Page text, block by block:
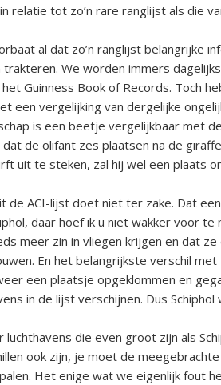
relatie tot zo’n rare ranglijst als die
al dat zo’n ranglijst belangrijke
We worden immers
Guinness Book of Records. Toch
een vergelijking van dergelijke
is een beetje vergelijkbaar met
de olifant zes plaatsen na de
uit te steken, zal hij wel een plaats
de ACI-lijst doet niet ter zake. Dat
daar hoef ik u niet wakker voor te
meer zin in vliegen krijgen en dat
En het belangrijkste verschil
een plaatsje opgeklommen en
in de lijst verschijnen. Dus
luchthavens die even groot zijn als
ook zijn, je moet de
Het enige wat we eigenlijk fout